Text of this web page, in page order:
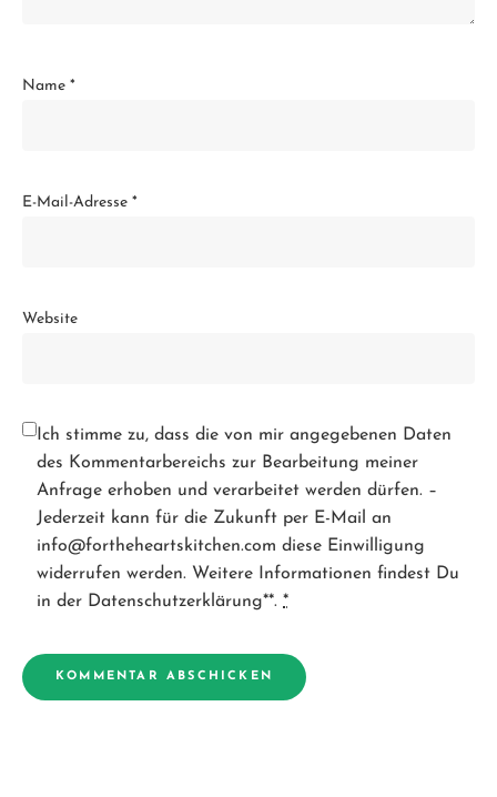
Name *
E-Mail-Adresse *
Website
Ich stimme zu, dass die von mir angegebenen Daten
des Kommentarbereichs zur Bearbeitung meiner
Anfrage erhoben und verarbeitet werden dürfen. –
Jederzeit kann für die Zukunft per E-Mail an
info@fortheheartskitchen.com diese Einwilligung
widerrufen werden. Weitere Informationen findest Du
in der Datenschutzerklärung**. *